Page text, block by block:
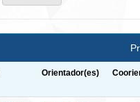
Orientador(es)